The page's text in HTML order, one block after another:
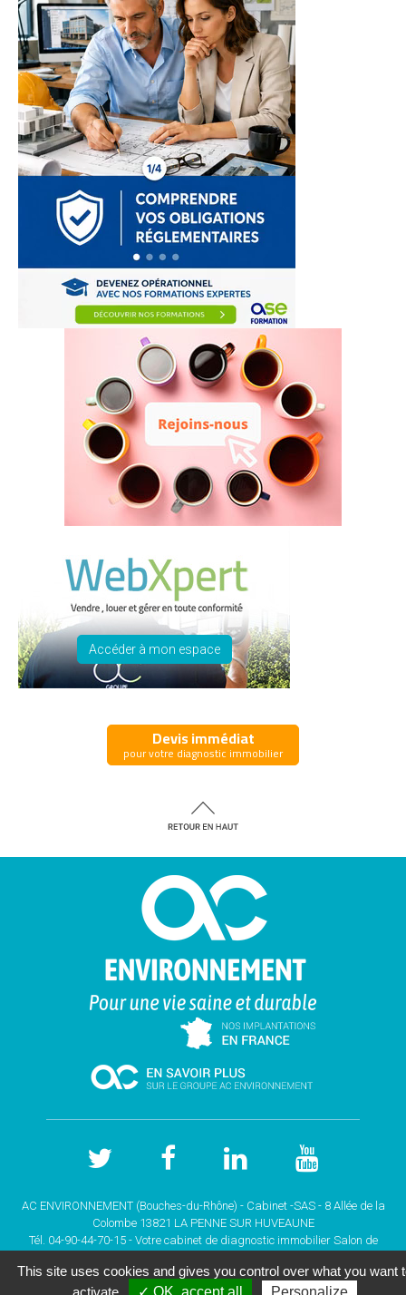
Accéder à mon espace
Devis immédiat
pour votre diagnostic immobilier
AC ENVIRONNEMENT (Bouches-du-Rhône) - Cabinet -SAS - 8 Allée de la
Colombe 13821 LA PENNE SUR HUVEAUNE
Tél. 04-90-44-70-15 - Votre cabinet de diagnostic immobilier Salon de
Copyright © 2026 |Mentions légales |Plan du site|
This site uses cookies and gives you control over what you want
activate
✓ OK, accept all Personalize